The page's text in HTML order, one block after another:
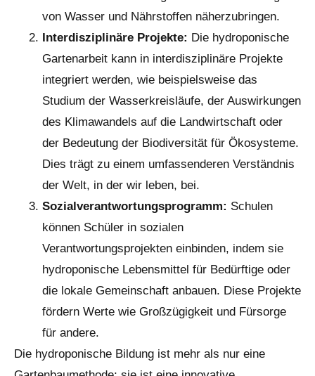
von Wasser und Nährstoffen näherzubringen.
Interdisziplinäre Projekte: Die hydroponische
Gartenarbeit kann in interdisziplinäre Projekte
integriert werden, wie beispielsweise das
Studium der Wasserkreisläufe, der Auswirkungen
des Klimawandels auf die Landwirtschaft oder
der Bedeutung der Biodiversität für Ökosysteme.
Dies trägt zu einem umfassenderen Verständnis
der Welt, in der wir leben, bei.
Sozialverantwortungsprogramm: Schulen
können Schüler in sozialen
Verantwortungsprojekten einbinden, indem sie
hydroponische Lebensmittel für Bedürftige oder
die lokale Gemeinschaft anbauen. Diese Projekte
fördern Werte wie Großzügigkeit und Fürsorge
für andere.
Die hydroponische Bildung ist mehr als nur eine